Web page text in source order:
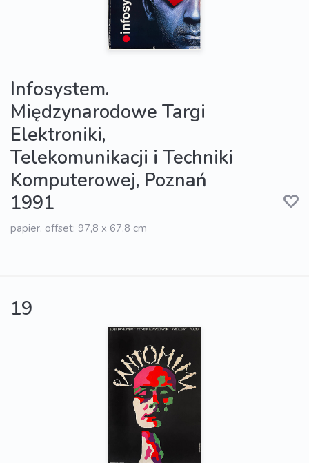
Infosystem.
Międzynarodowe Targi
Elektroniki,
Telekomunikacji i Techniki
Komputerowej, Poznań
1991
papier, offset; 97,8 x 67,8 cm
19